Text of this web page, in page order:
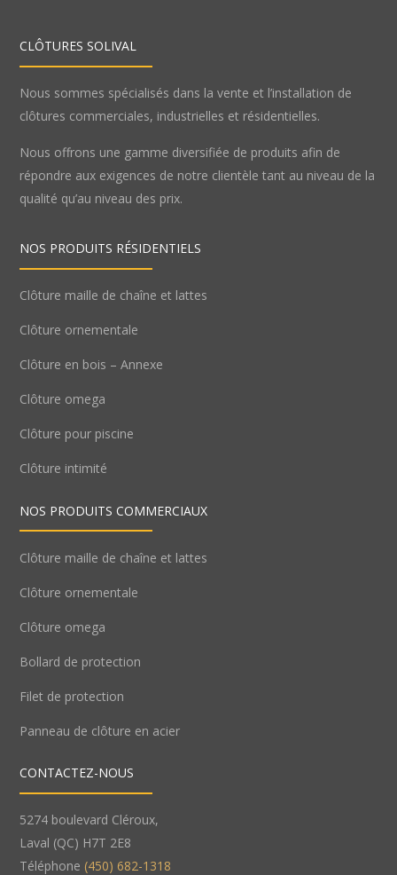
CLÔTURES SOLIVAL
Nous sommes spécialisés dans la vente et l’installation de
clôtures commerciales, industrielles et résidentielles.
Nous offrons une gamme diversifiée de produits afin de
répondre aux exigences de notre clientèle tant au niveau de la
qualité qu’au niveau des prix.
NOS PRODUITS RÉSIDENTIELS
Clôture maille de chaîne et lattes
Clôture ornementale
Clôture en bois – Annexe
Clôture omega
Clôture pour piscine
Clôture intimité
NOS PRODUITS COMMERCIAUX
Clôture maille de chaîne et lattes
Clôture ornementale
Clôture omega
Bollard de protection
Filet de protection
Panneau de clôture en acier
CONTACTEZ-NOUS
5274 boulevard Cléroux,
Laval (QC) H7T 2E8
Téléphone (450) 682-1318